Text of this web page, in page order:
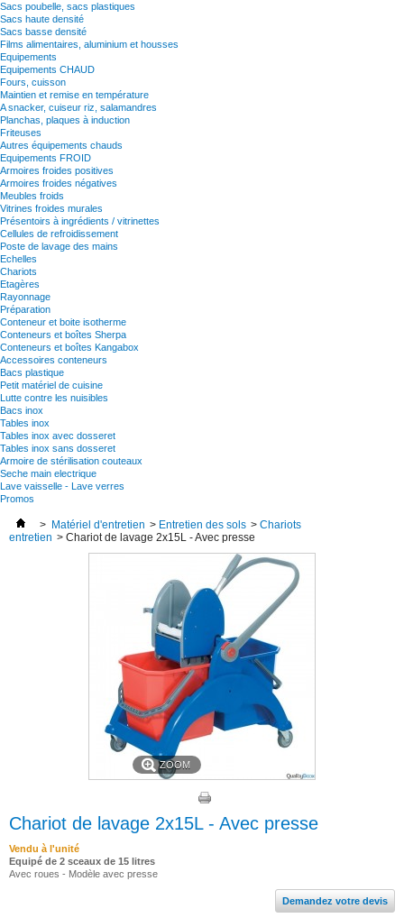
Sacs poubelle, sacs plastiques
Sacs haute densité
Sacs basse densité
Films alimentaires, aluminium et housses
Equipements
Equipements CHAUD
Fours, cuisson
Maintien et remise en température
A snacker, cuiseur riz, salamandres
Planchas, plaques à induction
Friteuses
Autres équipements chauds
Equipements FROID
Armoires froides positives
Armoires froides négatives
Meubles froids
Vitrines froides murales
Présentoirs à ingrédients / vitrinettes
Cellules de refroidissement
Poste de lavage des mains
Echelles
Chariots
Etagères
Rayonnage
Préparation
Conteneur et boite isotherme
Conteneurs et boîtes Sherpa
Conteneurs et boîtes Kangabox
Accessoires conteneurs
Bacs plastique
Petit matériel de cuisine
Lutte contre les nuisibles
Bacs inox
Tables inox
Tables inox avec dosseret
Tables inox sans dosseret
Armoire de stérilisation couteaux
Seche main electrique
Lave vaisselle - Lave verres
Promos
> Matériel d'entretien > Entretien des sols > Chariots
entretien > Chariot de lavage 2x15L - Avec presse
ZOOM
Chariot de lavage 2x15L - Avec presse
Vendu à l'unité
Equipé de 2 sceaux de 15 litres
Avec roues - Modèle avec presse
Demandez votre devis